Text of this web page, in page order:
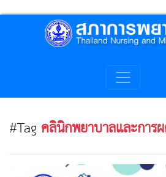
#Tag คลินิกพยาบาลและการ